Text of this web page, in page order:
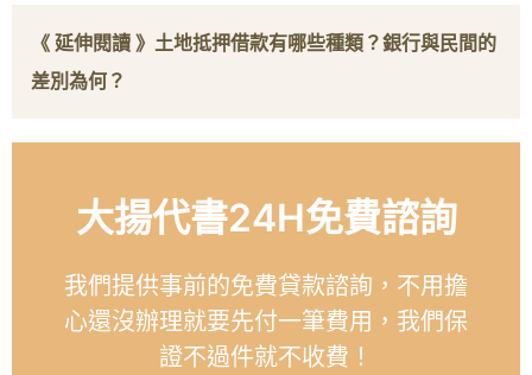
《 延伸閱讀 》 土地抵押借款有哪些種類？銀行與民間的
差別為何？
大揚代書24H免費諮詢
我們提供事前的免費貸款諮詢，不用擔
心還沒辦理就要先付一筆費用，我們保
證不過件就不收費！